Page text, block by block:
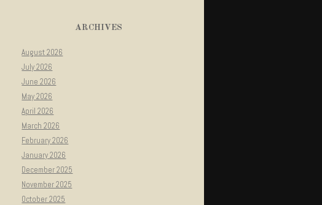
ARCHIVES
August 2026
July 2026
June 2026
May 2026
April 2026
March 2026
February 2026
January 2026
December 2025
November 2025
October 2025